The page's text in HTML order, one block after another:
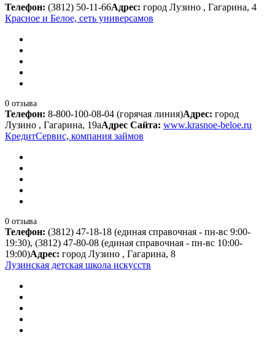
Телефон: (3812) 50-11-66Адрес: город Лузино , Гагарина, 4
Красное и Белое, сеть универсамов
0 отзыва
Телефон: 8-800-100-08-04 (горячая линия)Адрес: город
Лузино , Гагарина, 19аАдрес Сайта: www.krasnoe-beloe.ru
КредитСервис, компания займов
0 отзыва
Телефон: (3812) 47-18-18 (единая справочная - пн-вс 9:00-
19:30), (3812) 47-80-08 (единая справочная - пн-вс 10:00-
19:00)Адрес: город Лузино , Гагарина, 8
Лузинская детская школа искусств